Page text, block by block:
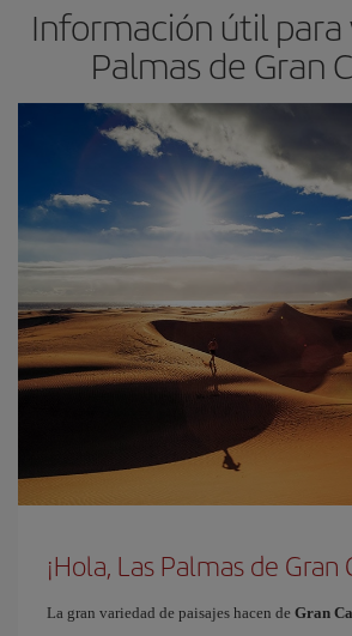
Información útil para
Palmas de Gran
¡Hola, Las Palmas de Gran
La gran variedad de paisajes hacen de Gran